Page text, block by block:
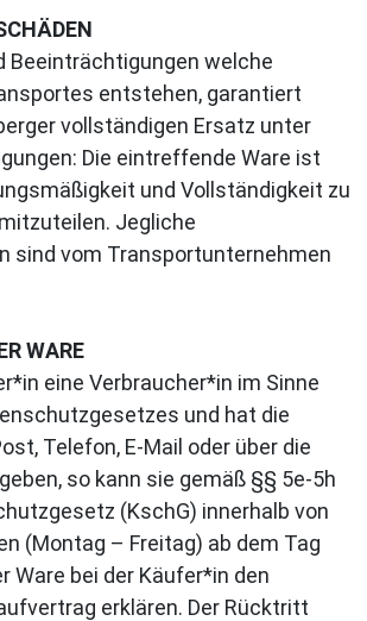
Beeinträchtigungen welche
entstehen, garantiert
vollständigen Ersatz unter
Die eintreffende Ware ist
und Vollständigkeit zu
Jegliche
sind vom Transportunternehmen
WARE
eine Verbraucher*in im Sinne
und hat die
Telefon, E-Mail oder über die
so kann sie gemäß §§ 5e-5h
(KschG) innerhalb von
(Montag – Freitag) ab dem Tag
Ware bei der Käufer*in den
erklären. Der Rücktritt